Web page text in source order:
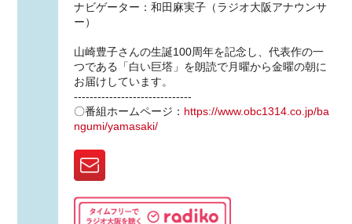
ナビゲーター：和田麻実子（ラジオ大阪アナウンサ
ー）
山崎豊子さんの生誕100周年を記念し、代表作の一
つである「白い巨塔」を朗読で月曜から金曜の朝に
お届けしています。
------------------------------
〇番組ホームページ： https://www.obc1314.co.jp/ba
ngumi/yamasaki/